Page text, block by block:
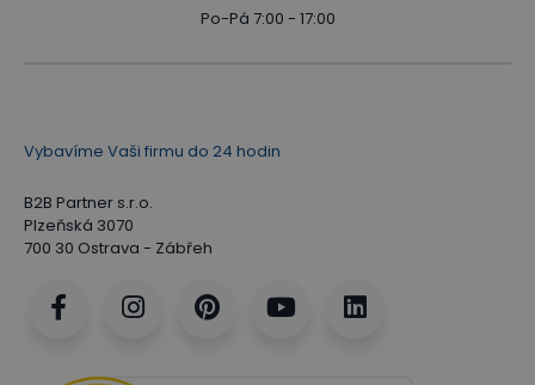
Po-Pá 7:00 - 17:00
Vybavíme Vaši firmu do 24 hodin
B2B Partner s.r.o.
Plzeňská 3070
700 30 Ostrava - Zábřeh